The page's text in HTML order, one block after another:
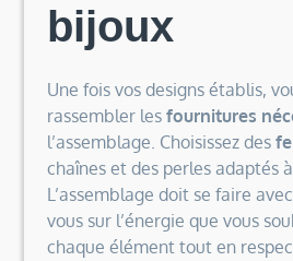
bijoux
Une fois vos designs établis,
rassembler les fournitures
l’assemblage. Choisissez des
chaînes et des perles adaptés
L’assemblage doit se faire
vous sur l’énergie que vous
chaque élément tout en